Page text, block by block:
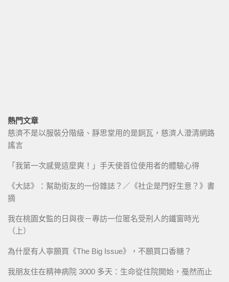
熱門文章
慈濟不是以服裝分階級、靜思堂用的是銅瓦，慈濟人澄清網路
謠言
「我第一次感覺這麼爽！」手天使首位使用者的體驗心得
《大誌》：幫助街友的一份雜誌？／《社企是門好生意？》書
摘
我在桃園女監的日與夜－專訪一位匿名受刑人的鐵窗時光
（上）
為什麼有人寧願買《The Big Issue》，不願買口香糖？
我朋友住在精神病院 3000 多天：生命從住院開始，戞然而止